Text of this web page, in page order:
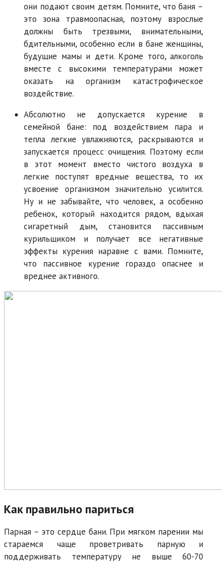
они подают своим детям. Помните, что баня –
это зона травмоопасная, поэтому взрослые
должны быть трезвыми, внимательными,
бдительными, особенно если в бане женщины,
будущие мамы и дети. Кроме того, алкоголь
вместе с высокими температурами может
оказать на организм катастрофическое
воздействие.
Абсолютно не допускается курение в
семейной бане: под воздействием пара и
тепла легкие увлажняются, раскрываются и
запускается процесс очищения. Поэтому если
в этот момент вместо чистого воздуха в
легкие поступят вредные вещества, то их
усвоение организмом значительно усилится.
Ну и не забывайте, что человек, а особенно
ребенок, который находится рядом, вдыхая
сигаретный дым, становится пассивным
курильщиком и получает все негативные
эффекты курения наравне с вами. Помните,
что пассивное курение гораздо опаснее и
вреднее активного.
Как правильно париться
Парная – это сердце бани. При мягком парении мы
стараемся чаще проветривать парную и
поддерживать температуру не выше 60-70